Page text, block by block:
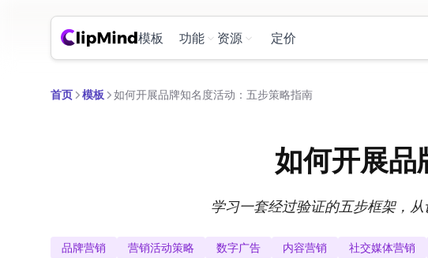
模板 功能 资源 定价
首页 模板 如何开展品牌知名度活动：五步策略指南
如何开展品
学习一套经过验证的五步框架，
品牌营销 营销活动策略 数字广告 内容营销 社交媒体营销